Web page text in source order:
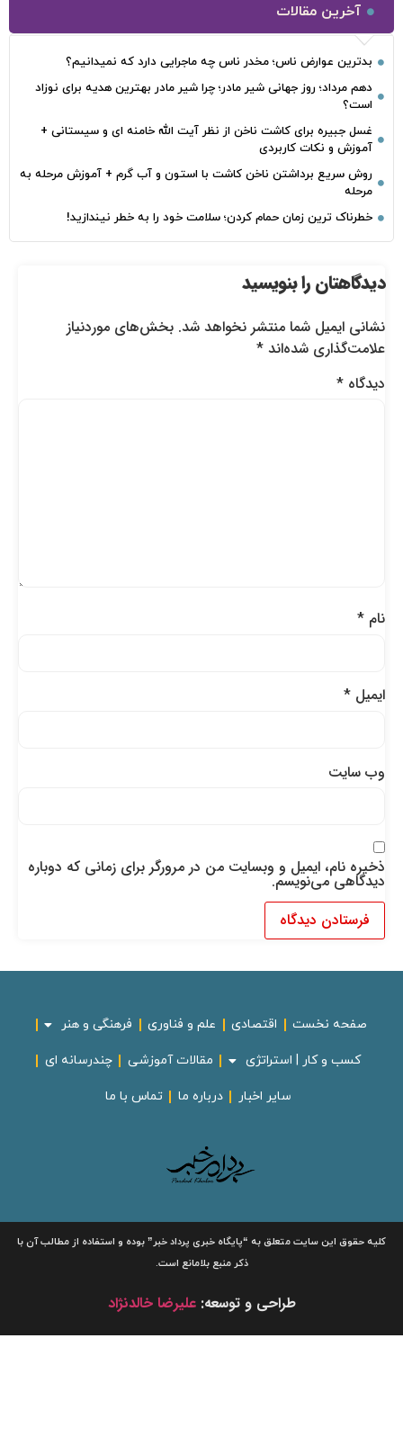
آخرین مقالات
بدترین عوارض ناس؛ مخدر ناس چه ماجرایی دارد که نمیدانیم؟
دهم مرداد؛ روز جهانی شیر مادر؛ چرا شیر مادر بهترین هدیه برای نوزاد
است؟
غسل جبیره برای کاشت ناخن از نظر آیت الله خامنه ای و سیستانی +
آموزش و نکات کاربردی
روش سریع برداشتن ناخن کاشت با استون و آب گرم + آموزش مرحله به
مرحله
خطرناک‌ ترین زمان‌ حمام کردن؛ سلامت خود را به خطر نیندازید!
دیدگاهتان را بنویسید
نشانی ایمیل شما منتشر نخواهد شد. بخش‌های موردنیاز
علامت‌گذاری شده‌اند*
دیدگاه*
نام*
ایمیل*
وب‌ سایت
ذخیره نام، ایمیل و وبسایت من در مرورگر برای زمانی که دوباره
دیدگاهی می‌نویسم.
صفحه نخست اقتصادی علم و فناوری فرهنگی و هنر
کسب و کار | استراتژی مقالات آموزشی چندرسانه ای
سایر اخبار درباره ما تماس با ما
کلیه حقوق این سایت متعلق به“پایگاه خبریپرداد خبر”بوده و استفاده از مطالب آن با
ذکر منبع بلامانع است.
طراحی و توسعه:علیرضا خالدنژاد